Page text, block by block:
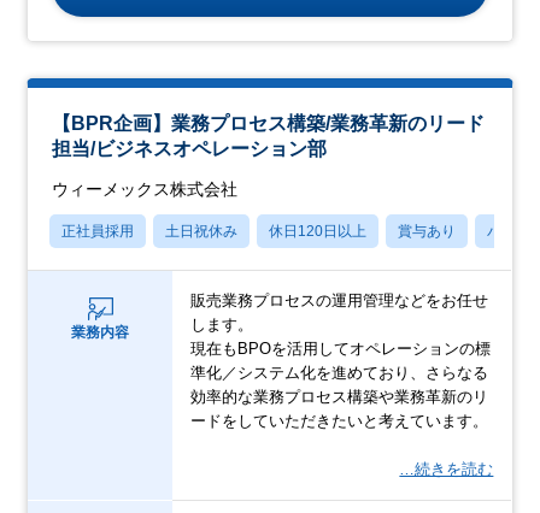
【BPR企画】業務プロセス構築/業務革新のリード
担当/ビジネスオペレーション部
ウィーメックス株式会社
正社員採用 土日祝休み 休日120日以上 賞与あり パパマ
業務内容
販売業務プロセスの運用管理などをお任せ
します。
現在もBPOを活用してオペレーションの標
準化／システム化を進めており、さらなる
効率的な業務プロセス構築や業務革新のリ
ードをしていただきたいと考えています。
…続きを読む